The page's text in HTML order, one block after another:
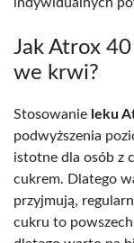
Jak Atrox
we krwi?
Stosowanie leku
podwyższenia
istotne dla osób z
cukrem. Dlatego
przyjmują,
cukru to